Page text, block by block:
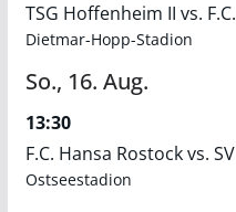
TSG Hoffenheim II vs.
Dietmar-Hopp-Stadion
So., 16. Aug.
13:30
F.C. Hansa Rostock vs.
Ostseestadion